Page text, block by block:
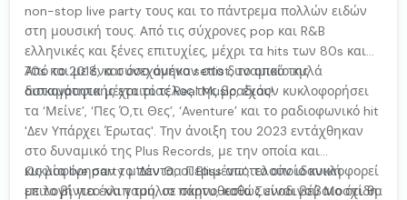
non-stop live party τους και το πάντρεμα πολλών ειδών
στη μουσική τους. Από τις σύχρονες pop και R&B
ελληνικές και ξένες επιτυχίες, μέχρι τα hits των 80s και
70s και με ένα συνεχόμενο setlist, το οποίο κυλά
ασταμάτητα μέχρι το τέλος της βραδιάς!
Από το 2018, και όσο ανήκαν στο δυναμικό της
δισκογραφικής εταιρίας Real Music, έχουν κυκλοφορήσει
τα ‘Μείνε’, ‘Πες Ό,τι Θες’, ‘Aventure’ και το ραδιοφωνικό hit
'Δεν Υπάρχει Έρωτας'. Την άνοιξη του 2023 εντάχθηκαν
στο δυναμικό της Plus Records, με την οποία και
κυκλοφόρησαν το 'Δεν Θα Περιμένω', το οποίο κυκλοφορεί
με το βίντεο κλιπ του, σε σκηνοθεσία Συνοδινού Μοσχίδη.
Ως μία live party μπάντα, οι Bliss αποτελούν ιδανική
επιλογή για ένα γαμήλιο πάρτυ, καθώς είναι βέβαιο ότι θα